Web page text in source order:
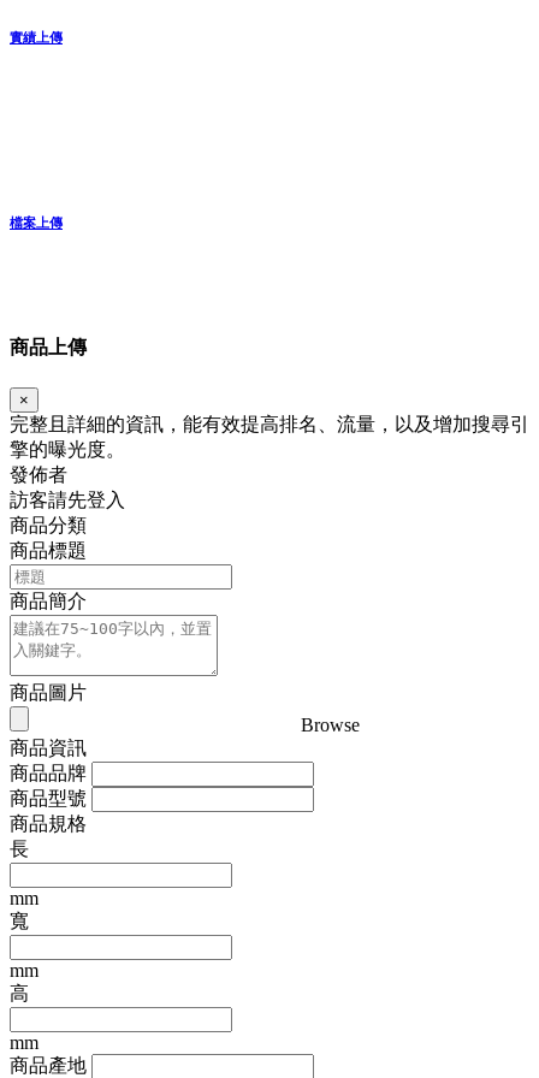
實績上傳
檔案上傳
商品上傳
×
完整且詳細的資訊，能有效提高排名、流量，以及增加搜尋引
擎的曝光度。
發佈者
訪客請先登入
商品分類
商品標題
商品簡介
商品圖片
Browse
商品資訊
商品品牌
商品型號
商品規格
長
mm
寬
mm
高
mm
商品產地